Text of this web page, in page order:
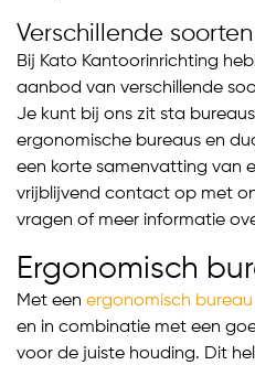
Verschillende
Bij Kato Kantoorinrichting
aanbod van verschillende
Je kunt bij ons zit sta
ergonomische bureaus en
een korte samenvatting van
vrijblijvend contact op met
vragen of meer informatie
Ergonomisch
Met een ergonomisch bureau
en in combinatie met een
voor de juiste houding. Dit